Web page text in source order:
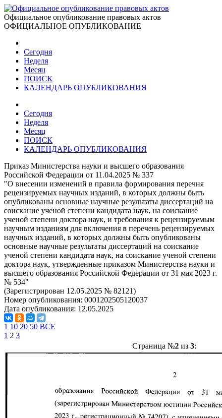
Официальное опубликование правовых актов
ОФИЦИАЛЬНОЕ ОПУБЛИКОВАНИЕ
Сегодня
Неделя
Месяц
ПОИСК
КАЛЕНДАРЬ ОПУБЛИКОВАНИЯ
Сегодня
Неделя
Месяц
ПОИСК
КАЛЕНДАРЬ ОПУБЛИКОВАНИЯ
Приказ Министерства науки и высшего образования
Российской Федерации от 11.04.2025 № 337
"О внесении изменений в правила формирования перечня
рецензируемых научных изданий, в которых должны быть
опубликованы основные научные результаты диссертаций на
соискание ученой степени кандидата наук, на соискание
ученой степени доктора наук, и требования к рецензируемым
научным изданиям для включения в перечень рецензируемых
научных изданий, в которых должны быть опубликованы
основные научные результаты диссертаций на соискание
ученой степени кандидата наук, на соискание ученой степени
доктора наук, утвержденные приказом Министерства науки и
высшего образования Российской Федерации от 31 мая 2023 г.
№ 534"
(Зарегистрирован 12.05.2025 № 82121)
Номер опубликования: 0001202505120037
Дата опубликования: 12.05.2025
1 10 20 50 ВСЕ
1 2 3
Страница №2из 3: